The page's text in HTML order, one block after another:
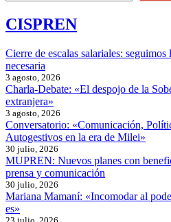
CISPREN
Cierre de escalas salariales:
necesaria
3 agosto, 2026
Charla-Debate: «El despojo de la
extranjera»
3 agosto, 2026
Conversatorio: «Comunicación,
Autogestivos en la era de Milei»
30 julio, 2026
MUPREN: Nuevos planes con
prensa y comunicación
30 julio, 2026
Mariana Mamaní: «Incomodar al
es»